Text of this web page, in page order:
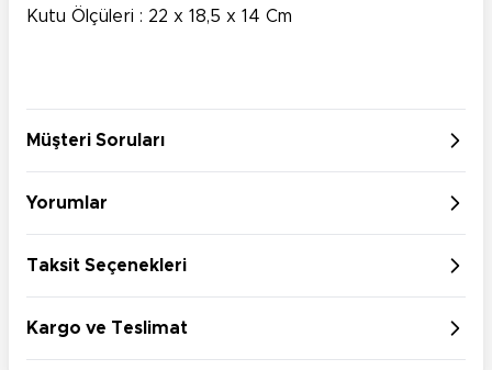
Kutu Ölçüleri : 22 x 18,5 x 14 Cm
Müşteri Soruları
Yorumlar
Taksit Seçenekleri
Kargo ve Teslimat